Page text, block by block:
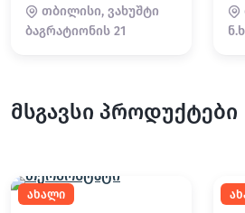
თბილისი, ვახუშტი
ბაგრატიონის 21
მსგავსი პროდუქტები
ახალი